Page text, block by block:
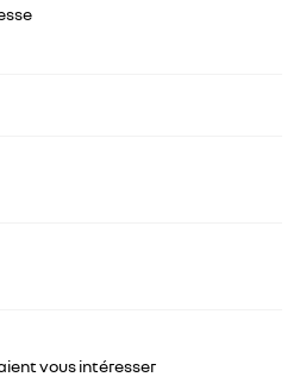
vous intéresser